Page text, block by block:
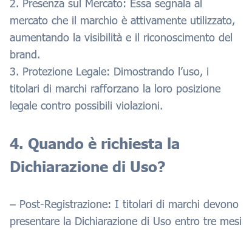
2. Presenza sul Mercato: Essa segnala al
mercato che il marchio è attivamente utilizzato,
aumentando la visibilità e il riconoscimento del
brand.
3. Protezione Legale: Dimostrando l’uso, i
titolari di marchi rafforzano la loro posizione
legale contro possibili violazioni.
4. Quando è richiesta la
Dichiarazione di Uso?
– Post-Registrazione: I titolari di marchi devono
presentare la Dichiarazione di Uso entro tre mesi